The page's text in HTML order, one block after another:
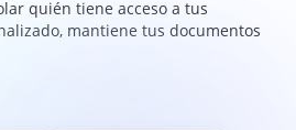
quién tiene acceso a tus
mantiene tus documentos